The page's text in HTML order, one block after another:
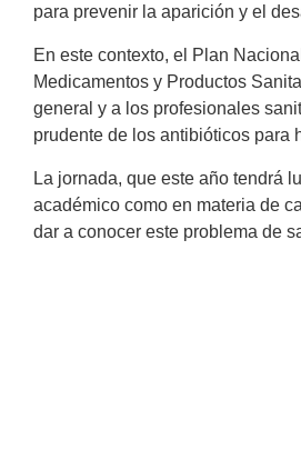
para prevenir la aparición y el
En este contexto, el Plan
Medicamentos y Productos
general y a los profesionales
prudente de los antibióticos para
La jornada, que este año tendrá
académico como en materia de
dar a conocer este problema de